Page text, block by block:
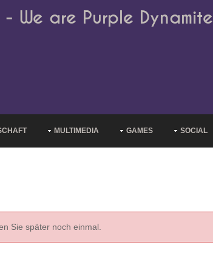
We are Purple Dynamite
MULTIMEDIA GAMES SOCIAL
Sie später noch einmal.